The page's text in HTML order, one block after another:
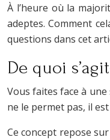
À l’heure où la
adeptes. Comment
questions dans cet
De quoi
Vous faites face à
ne le permet pas, il
Ce concept repose